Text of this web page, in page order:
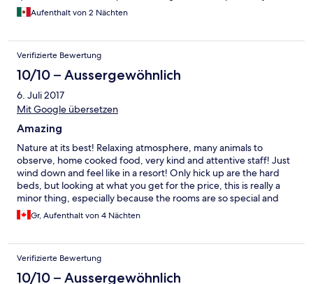
Aufenthalt von 2 Nächten
Verifizierte Bewertung
10/10 – Aussergewöhnlich
6. Juli 2017
Mit Google übersetzen
Amazing
Nature at its best! Relaxing atmosphere, many animals to
observe, home cooked food, very kind and attentive staff! Just
wind down and feel like in a resort! Only hick up are the hard
beds, but looking at what you get for the price, this is really a
minor thing, especially because the rooms are so special and
big! Be prepared to be awaken by howler monkeys, to see a bull
frog eat out if a cats bowl, observe gekos, lizards, frogs, birds
Gr, Aufenthalt von 4 Nächten
Verifizierte Bewertung
10/10 – Aussergewöhnlich